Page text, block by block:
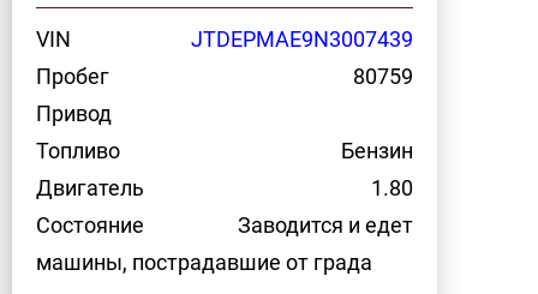
VIN
JTDEPMAE9N3007439
Пробег
80759
Привод
Топливо
Бензин
Двигатель
1.80
Состояние
Заводится и едет
машины, пострадавшие от града